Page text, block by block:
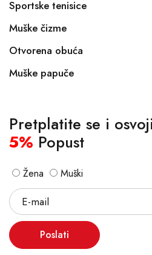
Sportske tenisice
Muške čizme
Otvorena obuća
Muške papuče
Pretplatite se i
5% Popust
Žena Muški
Poslati